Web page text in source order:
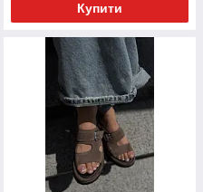
Купити